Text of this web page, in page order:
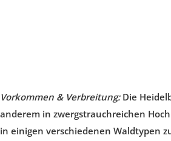
Vorkommen & Verbreitung: Die
anderem in zwergstrauchreichen
in einigen verschiedenen Waldtypen